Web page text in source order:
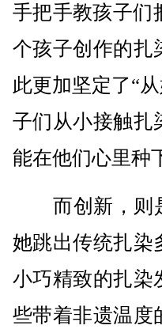
手把手教孩子们
个孩子创作的扎
此更加坚定了“
子们从小接触扎
能在他们心里种
而创新，则是
她跳出传统扎染
小巧精致的扎染
些带着非遗温度